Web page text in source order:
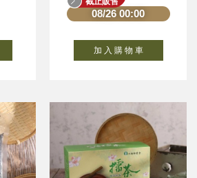
08/26 00:00
加 入 購 物 車